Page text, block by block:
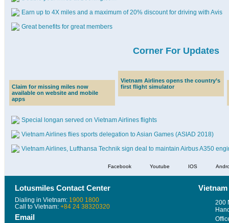
Earn up to 4X miles and a maximum of 20% discount for driving with Avis
Great benefits for great members
Corner For Updates
Claim for missing miles now
available on website and mobile
apps
Vietnam Airlines opens the country’s
first flight simulator
Special longan served on Vietnam Airlines flights
Vietnam Airlines flies sports delegation to Asian Games (ASIAD 2018)
Vietnam Airlines, Lufthansa Technik sign deal to maintain Airbus A350
Facebook Youtube IOS
Lotusmiles Contact Center
Dialing in Vietnam: 1900 1800
Call to Vietnam: +84 24 38320320
Email
200